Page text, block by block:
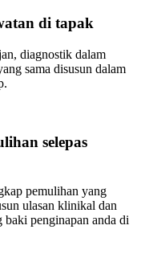
di tapak
diagnostik dalam
sama disusun dalam
selepas
pemulihan yang
ulasan klinikal dan
baki penginapan anda di